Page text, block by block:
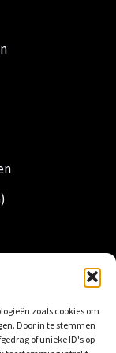
zoals cookies om
Door in te stemmen
of unieke ID's op